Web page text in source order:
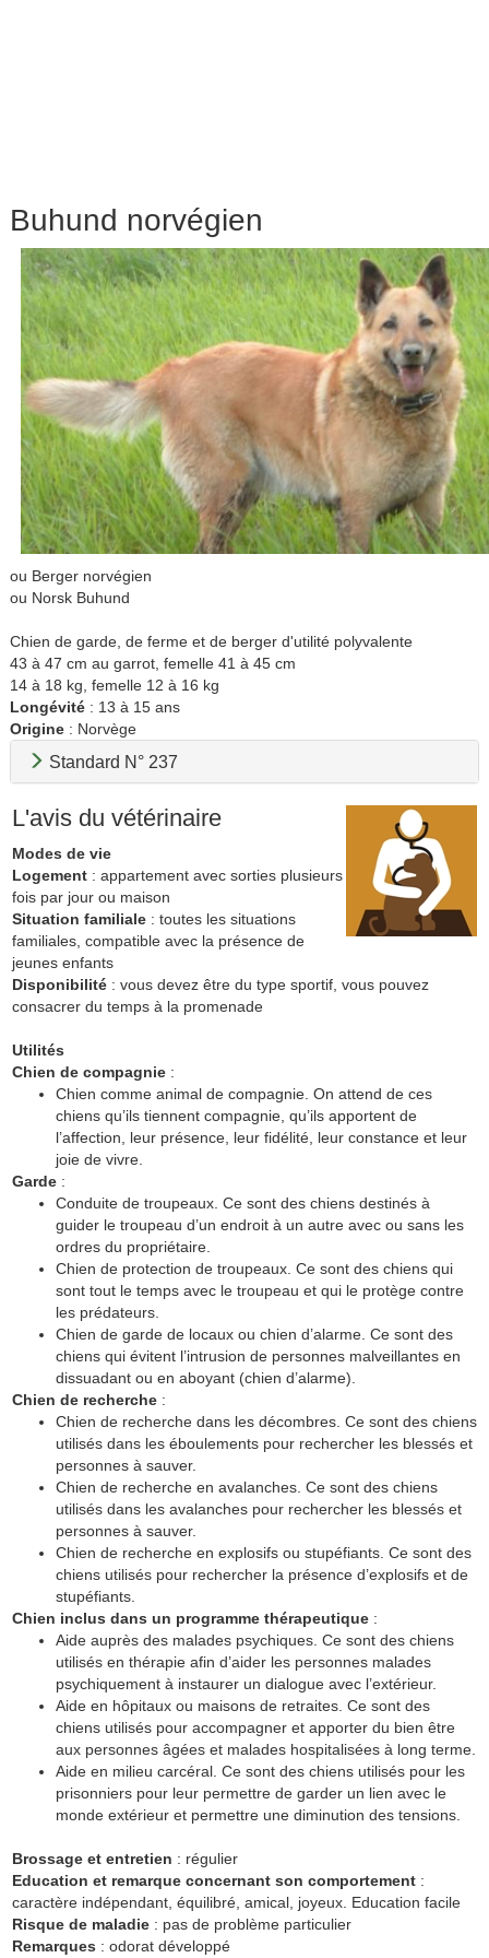
Buhund norvégien
ou Berger norvégien
ou Norsk Buhund
Chien de garde, de ferme et de berger d'utilité polyvalente
43 à 47 cm au garrot, femelle 41 à 45 cm
14 à 18 kg, femelle 12 à 16 kg
Longévité: 13 à 15 ans
Origine: Norvège
Standard N° 237
L'avis du vétérinaire
Modes de vie
Logement: appartement avec sorties plusieurs
fois par jour ou maison
Situation familiale: toutes les situations
familiales, compatible avec la présence de
jeunes enfants
Disponibilité: vous devez être du type sportif, vous pouvez
consacrer du temps à la promenade
Utilités
Chien de compagnie:
Chien comme animal de compagnie. On attend de ces
chiens qu’ils tiennent compagnie, qu’ils apportent de
l’affection, leur présence, leur fidélité, leur constance et leur
joie de vivre.
Garde:
Conduite de troupeaux. Ce sont des chiens destinés à
guider le troupeau d’un endroit à un autre avec ou sans les
ordres du propriétaire.
Chien de protection de troupeaux. Ce sont des chiens qui
sont tout le temps avec le troupeau et qui le protège contre
les prédateurs.
Chien de garde de locaux ou chien d’alarme. Ce sont des
chiens qui évitent l’intrusion de personnes malveillantes en
dissuadant ou en aboyant (chien d’alarme).
Chien de recherche:
Chien de recherche dans les décombres. Ce sont des chiens
utilisés dans les éboulements pour rechercher les blessés et
personnes à sauver.
Chien de recherche en avalanches. Ce sont des chiens
utilisés dans les avalanches pour rechercher les blessés et
personnes à sauver.
Chien de recherche en explosifs ou stupéfiants. Ce sont des
chiens utilisés pour rechercher la présence d’explosifs et de
stupéfiants.
Chien inclus dans un programme thérapeutique:
Aide auprès des malades psychiques. Ce sont des chiens
utilisés en thérapie afin d’aider les personnes malades
psychiquement à instaurer un dialogue avec l’extérieur.
Aide en hôpitaux ou maisons de retraites. Ce sont des
chiens utilisés pour accompagner et apporter du bien être
aux personnes âgées et malades hospitalisées à long terme.
Aide en milieu carcéral. Ce sont des chiens utilisés pour les
prisonniers pour leur permettre de garder un lien avec le
monde extérieur et permettre une diminution des tensions.
Brossage et entretien : régulier
Education et remarque concernant son comportement:
caractère indépendant, équilibré, amical, joyeux. Education facile
Risque de maladie: pas de problème particulier
Remarques : odorat développé